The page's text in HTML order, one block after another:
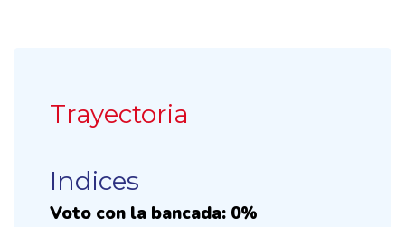
Trayectoria
Indices
Voto con la bancada: 0%